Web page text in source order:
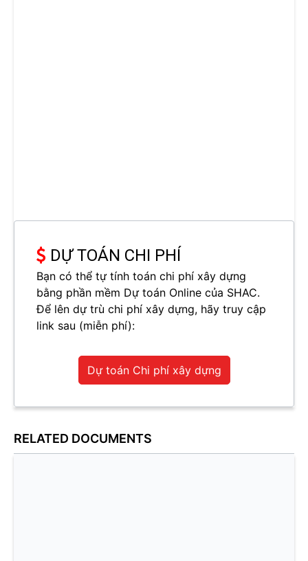
DỰ TOÁN CHI PHÍ
Bạn có thể tự tính toán chi phí xây dựng
bằng phần mềm Dự toán Online của SHAC.
Để lên dự trù chi phí xây dựng, hãy truy cập
link sau (miễn phí):
Dự toán Chi phí xây dựng
RELATED DOCUMENTS